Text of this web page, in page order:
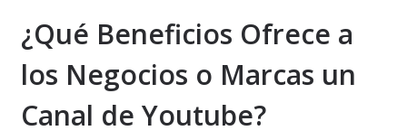
¿Qué Beneficios Ofrece a
los Negocios o Marcas un
Canal de Youtube?